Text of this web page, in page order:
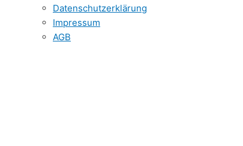
Datenschutzerklärung
Impressum
AGB